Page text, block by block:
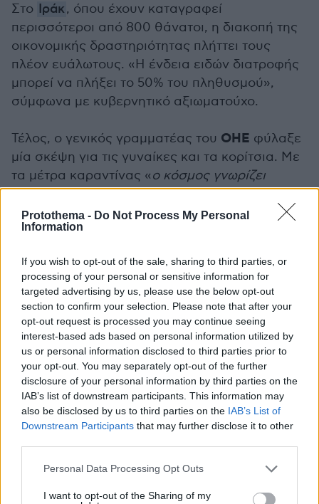
Protothema - Do Not Process My Personal
Information
If you wish to opt-out of the sale, sharing to third parties, or
processing of your personal or sensitive information for
targeted advertising by us, please use the below opt-out
section to confirm your selection. Please note that after your
opt-out request is processed you may continue seeing
interest-based ads based on personal information utilized by
us or personal information disclosed to third parties prior to
your opt-out. You may separately opt-out of the further
disclosure of your personal information by third parties on the
IAB’s list of downstream participants. This information may
also be disclosed by us to third parties on the IAB’s List of
Downstream Participants that may further disclose it to other
Please note that this website/app uses one or more Google
not limited to your visit or usage behaviour. You may click to
Personal Data Processing Opt Outs
I want to opt-out of the Sharing of my
Στο Ιράκ, όπου έχουν καταγραφεί
περισσότεροι από 800 θάνατοι, η διακοπή της
οικονομικής δραστηριότητας πλήττει τους
πλέον ευάλωτους. «Η ένδεια ειδών διατροφής
μπορεί να πλήξει το 50% του πληθυσμού»,
σύμφωνα με κυβερνητικό αξιωματούχο.
Τέλος, ο γενικός γραμματέας του ΟΗΕ φύλαξε
μία σκέψη για τις γυναίκες και τα κορίτσια. Με
τα μέτρα καραντίνας «ο κόσμος γνωρίζει
αύξηση ενδοοικογενειακής βίας...απευθύνω
σήμερα νέα έκκληση για ειρήνη στο σπίτι, στα
νοικοκυριά, σε ολόκληρο τον κόσμο
Πηγή:ΑΠΕ - ΜΠΕ
Ειδήσεις σήμερα:
Κορωνοϊός: Έλληνας γιατρός στη Νέα Υόρκη
μιλά στο protothema.gr - «Συγκλονιστικό να
βλέπεις τον φόβο στα μάτια των ασθενών»
Google Doodle: Αφιερωμένο στους
υπαλλήλους υγείας το σημερινό doodle της
Ούρσουλα φον ντερ Λάιεν: Δεν είναι ώρα για